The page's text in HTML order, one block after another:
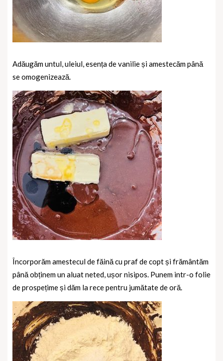
Adăugăm untul, uleiul, esența de vanilie și amestecăm până
se omogenizează.
Încorporăm amestecul de făină cu praf de copt și frământăm
până obținem un aluat neted, ușor nisipos. Punem intr-o folie
de prospețime și dăm la rece pentru jumătate de oră.